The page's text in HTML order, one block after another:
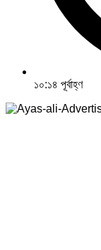
১০:১৪ পূর্বাহ্ণ